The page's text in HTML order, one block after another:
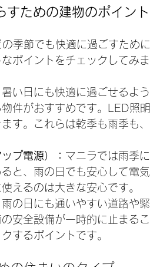
すための建物のポイント
季節でも快適に過ごすため
ポイントをチェックしてみま
暑い日にも快適に過ごせるよ
件がおすすめです。LED照
す。これらは乾季も雨季も
プ電源）： マニラでは雨季
と、雨の日でも安心して電
えるのは大きな安心です。
雨の日にも通いやすい道路や
安全設備が一時的に止まる
するポイントです。